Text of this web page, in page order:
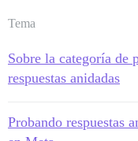
Tema
Sobre la categoría de
respuestas anidadas
Probando respuestas